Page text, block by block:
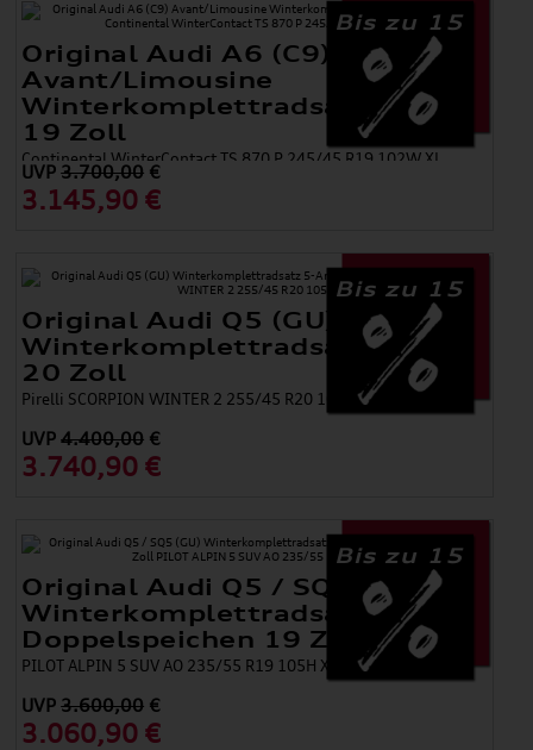
Bis zu 15
Original Audi A6 (C9)
Avant/Limousine
Winterkomplettradsatz 5-Arm
19 Zoll
Continental WinterContact TS 870 P 245/45 R19 102W XL
UVP3.700,00 €
3.145,90 €
Bis zu 15
Original Audi Q5 (GU)
Winterkomplettradsatz 5-Arm
20 Zoll
Pirelli SCORPION WINTER 2 255/45 R20 105V XL
UVP4.400,00 €
3.740,90 €
Bis zu 15
Original Audi Q5 / SQ5 (GU)
Winterkomplettradsatz Rad, 5-
Doppelspeichen 19 Zoll
PILOT ALPIN 5 SUV AO 235/55 R19 105H XL
UVP3.600,00 €
3.060,90 €